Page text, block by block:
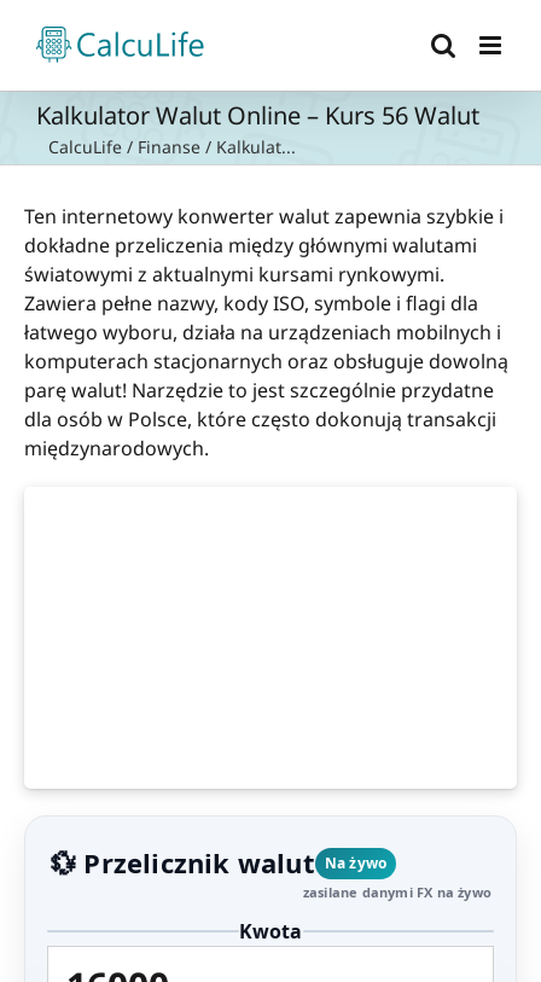
zawartości
Kalkulator Walut Online – Kurs 56 Walut
CalcuLife / Finanse / Kalkulat...
Ten internetowy konwerter walut zapewnia szybkie i
dokładne przeliczenia między głównymi walutami
światowymi z aktualnymi kursami rynkowymi.
Zawiera pełne nazwy, kody ISO, symbole i flagi dla
łatwego wyboru, działa na urządzeniach mobilnych i
komputerach stacjonarnych oraz obsługuje dowolną
parę walut! Narzędzie to jest szczególnie przydatne
dla osób w Polsce, które często dokonują transakcji
międzynarodowych.
💱 Przelicznik walut Na żywo
zasilane danymi FX na żywo
Kwota